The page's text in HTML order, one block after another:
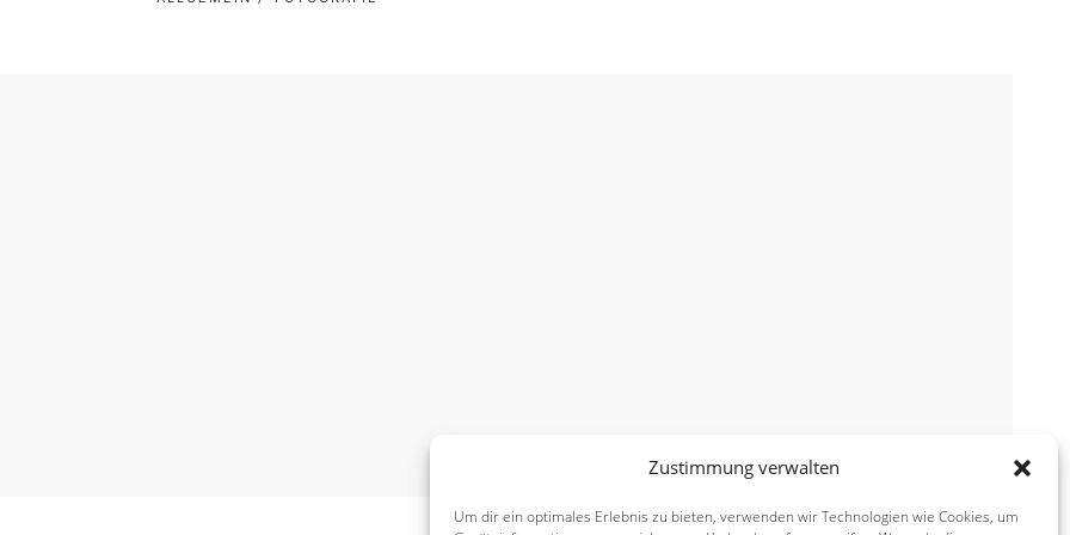
Zustimmung verwalten
Um dir ein optimales Erlebnis zu bieten, verwenden wir Technologien wie Cookies, um